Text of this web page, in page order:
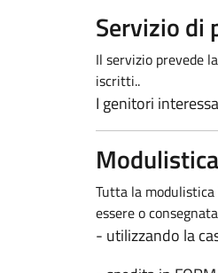
Servizio di
Il servizio prevede
iscritti..
I genitori
Modulistica
Tutta la
essere o
- utilizzando la